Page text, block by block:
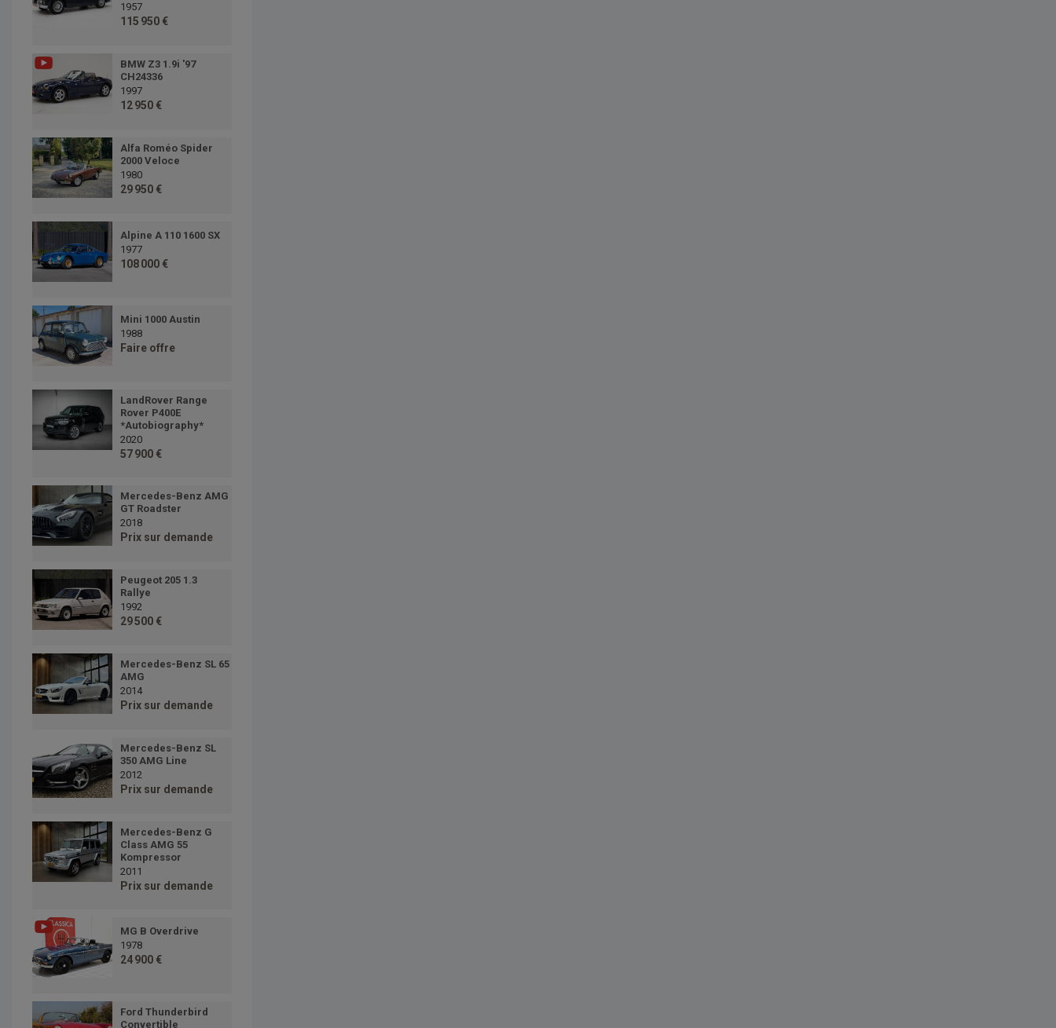
1957
115 950 €
BMW Z3 1.9i '97
CH24336
1997
12 950 €
Alfa Roméo Spider
2000 Veloce
1980
29 950 €
Alpine A 110 1600 SX
1977
108 000 €
Mini 1000 Austin
1988
Faire offre
LandRover Range
Rover P400E
*Autobiography*
2020
57 900 €
Mercedes-Benz AMG
GT Roadster
2018
Prix sur demande
Peugeot 205 1.3
Rallye
1992
29 500 €
Mercedes-Benz SL 65
AMG
2014
Prix sur demande
Mercedes-Benz SL
350 AMG Line
2012
Prix sur demande
Mercedes-Benz G
Class AMG 55
Kompressor
2011
Prix sur demande
MG B Overdrive
1978
24 900 €
Ford Thunderbird
Convertible